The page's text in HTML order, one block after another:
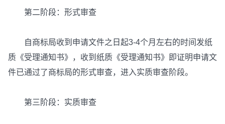
第二阶段：形式审查
自商标局收到申请文件之日起3-4个月左右的时间发纸
质《受理通知书》，收到纸质《受理通知书》即证明申请文
件已通过了商标局的形式审查，进入实质审查阶段。
第三阶段：实质审查